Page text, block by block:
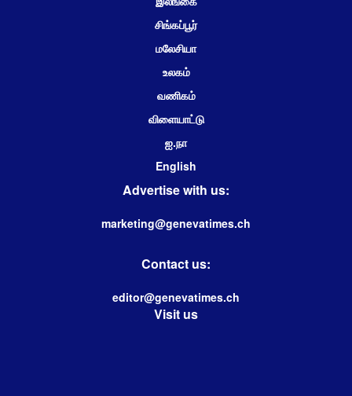
சிங்கப்பூர்
மலேசியா
உலகம்
வணிகம்
விளையாட்டு
ஐ.நா
English
Advertise with us:
marketing@genevatimes.ch
Contact us:
editor@genevatimes.ch
Visit us